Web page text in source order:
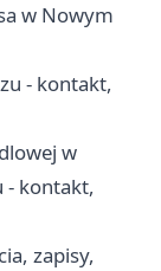
w Nowym
- kontakt,
w
- kontakt,
zapisy,